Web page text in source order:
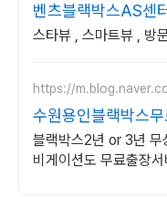
벤츠블랙박스AS센터
스타뷰 , 스마트뷰 , 방
https://
수원용인블랙박스
블랙박스2년 or 3년 무
비게이션도 무료출장